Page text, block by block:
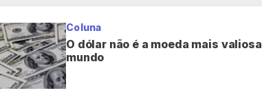
Coluna
O dólar não é a moeda mais
mundo